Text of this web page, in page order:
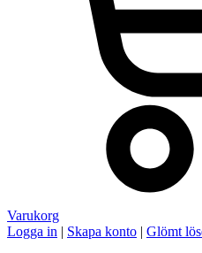
Varukorg
Logga in | Skapa konto | Glömt